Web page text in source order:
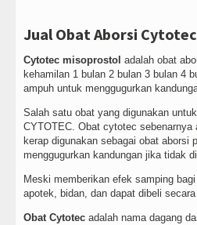
Jual Obat Aborsi
Cytotec misoprostol adalah obat
kehamilan 1 bulan 2 bulan 3 bulan 4
ampuh untuk menggugurkan
Salah satu obat yang digunakan
CYTOTEC. Obat cytotec sebenarnya
kerap digunakan sebagai obat
menggugurkan kandungan jika tidak
Meski memberikan efek samping
apotek, bidan, dan dapat dibeli
Obat Cytotec adalah nama dagang